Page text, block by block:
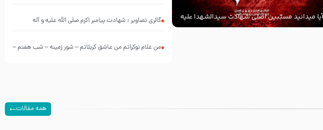
آیا میدانید مسبّبین اصلی شهادت سیدالشهدا علیه
کیانند؟
گالری تصاویر : شهادت پیامبر اکرم صلی الله علیه و آله
من غلام نوکراتم من عاشق کربلاتم – شور زمینه – شب هفتم –
همه مقالات